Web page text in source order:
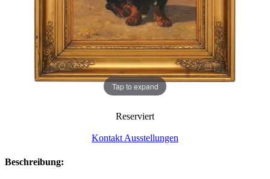
Tap to expand
Reserviert
Kontakt Ausstellungen
Beschreibung: